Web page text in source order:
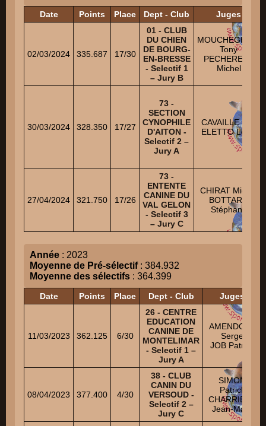
Date Points Place Dept - Club Juges
02/03/2024 335.687 17/30
01 - CLUB
DU CHIEN
DE BOURG-
EN-BRESSE
- Selectif 1
– Jury B
MOUCHEGHIAN
Tony
PECHEREAU
Michel
30/03/2024 328.350 17/27
73 -
SECTION
CYNOPHILE
D'AITON -
Selectif 2 –
Jury A
CAVAILLE Eric
ELETTO Louis
27/04/2024 321.750 17/26
73 -
ENTENTE
CANINE DU
VAL GELON
- Selectif 3
– Jury C
CHIRAT Michel
BOTTARO
Stéphane
Année : 2023
Moyenne de Pré-sélectif: 384.932
Moyenne des sélectifs : 364.399
Date Points Place Dept - Club Juges
11/03/2023 362.125 6/30
26 - CENTRE
EDUCATION
CANINE DE
MONTELIMAR
- Selectif 1 –
Jury A
AMENDOLA
Serge
JOB Patrick
08/04/2023 377.400 4/30
38 - CLUB
CANIN DU
VERSOUD -
Selectif 2 –
Jury C
SIMON
Patrick
CHARRIERE
Jean-Marc